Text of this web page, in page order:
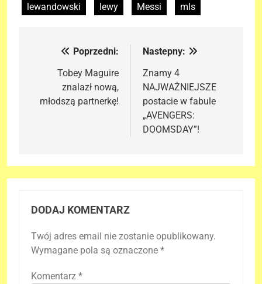
lewandowski
lewy Messi mls
Nawigacja
wpisu
Poprzedni:
Tobey Maguire
znalazł nową,
młodszą partnerkę!
Nastepny:
Znamy 4
NAJWAŻNIEJSZE
postacie w fabule
„AVENGERS:
DOOMSDAY”!
DODAJ KOMENTARZ
Twój adres email nie zostanie opublikowany.
Wymagane pola są oznaczone *
Komentarz *